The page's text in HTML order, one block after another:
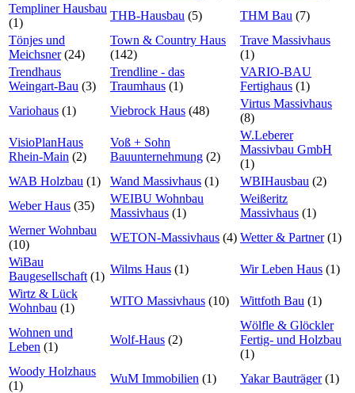
Templiner Hausbau
(1)
THB-Hausbau (5) THM Bau (7)
Tönjes und
Meichsner (24)
Town & Country Haus
(142)
Trave Massivhaus
(1)
Trendhaus
Weingart-Bau (3)
Trendline - das
Traumhaus (1)
VARIO-BAU
Fertighaus (1)
Variohaus (1) Viebrock Haus (48)
Virtus Massivhaus
(8)
VisioPlanHaus
Rhein-Main (2)
Voß + Sohn
Bauunternehmung (2)
W.Leberer
Massivbau GmbH
(1)
WAB Holzbau (1) Wand Massivhaus (1) WBIHausbau (2)
Weber Haus (35)
WEIBU Wohnbau
Massivhaus (1)
Weißeritz
Massivhaus (1)
Werner Wohnbau
(10)
WETON-Massivhaus (4) Wetter & Partner (1)
WiBau
Baugesellschaft (1)
Wilms Haus (1) Wir Leben Haus (1)
Wirtz & Lück
Wohnbau (1)
WITO Massivhaus (10) Wittfoth Bau (1)
Wohnen und
Leben (1)
Wolf-Haus (2)
Wölfle & Glöckler
Fertig- und Holzbau
(1)
Woody Holzhaus
(1)
WuM Immobilien (1) Yakar Bauträger (1)